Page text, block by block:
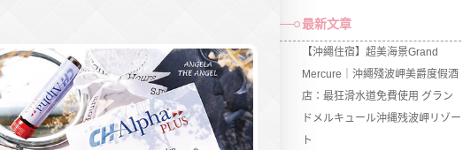
最新文章
【沖繩住宿】超美海景Grand
Mercure｜沖繩殘波岬美爵度假酒
店：最狂滑水道免費使用 グラン
ドメルキュール沖縄残波岬リゾー
ト